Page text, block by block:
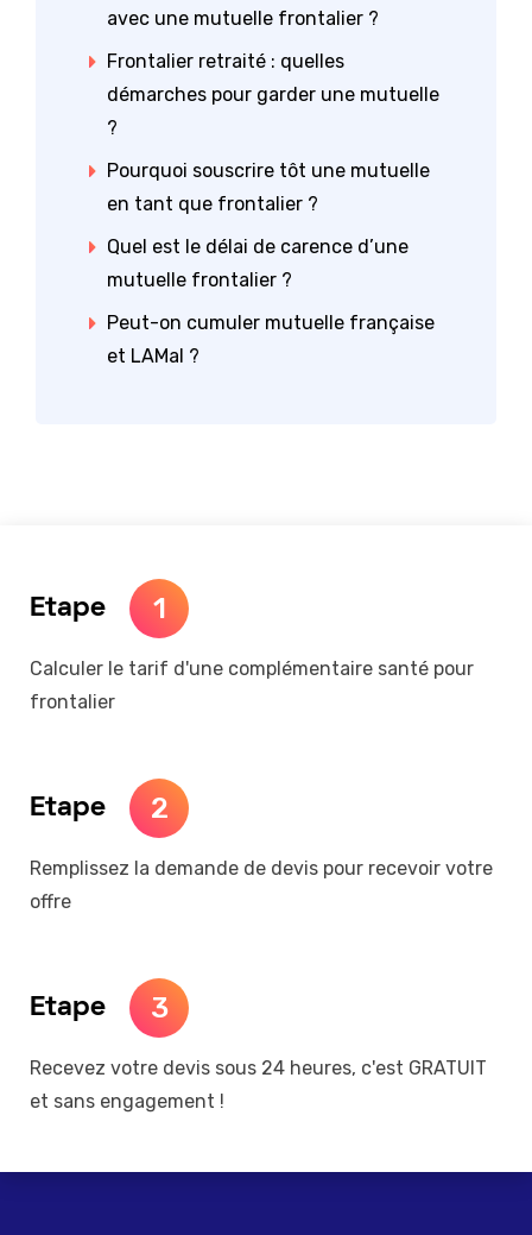
avec une mutuelle frontalier ?
Frontalier retraité : quelles
démarches pour garder une mutuelle
?
Pourquoi souscrire tôt une mutuelle
en tant que frontalier ?
Quel est le délai de carence d’une
mutuelle frontalier ?
Peut-on cumuler mutuelle française
et LAMal ?
Etape 1
Calculer le tarif d'une complémentaire santé pour
frontalier
Etape 2
Remplissez la demande de devis pour recevoir votre
offre
Etape 3
Recevez votre devis sous 24 heures, c'est GRATUIT
et sans engagement !